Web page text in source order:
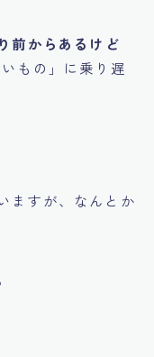
前からあるけど
もの」に乗り遅
ますが、なんとか